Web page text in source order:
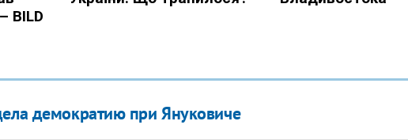
демократию при Януковиче